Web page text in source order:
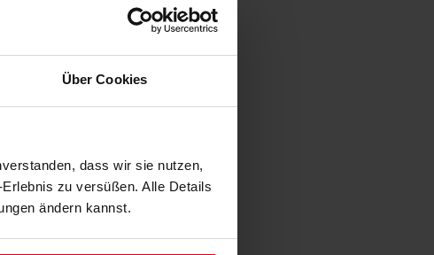
Über Cookies
dass wir sie nutzen,
zu versüßen. Alle Details
ändern kannst.